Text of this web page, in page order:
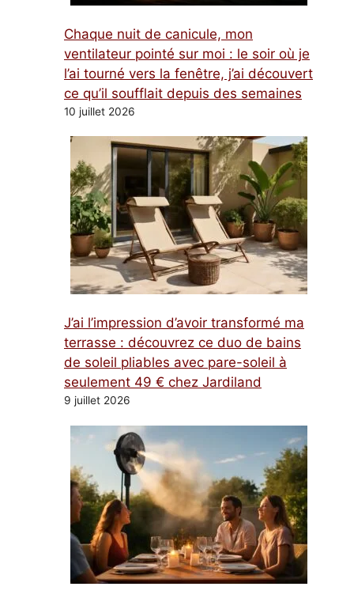
Chaque nuit de canicule, mon
ventilateur pointé sur moi : le soir où je
l’ai tourné vers la fenêtre, j’ai découvert
ce qu’il soufflait depuis des semaines
10 juillet 2026
J’ai l’impression d’avoir transformé ma
terrasse : découvrez ce duo de bains
de soleil pliables avec pare-soleil à
seulement 49 € chez Jardiland
9 juillet 2026